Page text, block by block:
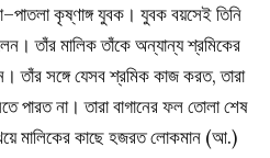
কৃষ্ণাঙ্গ যুবক। যুবক বয়সেই তিনি
তাঁর মালিক তাঁকে অন্যান্য শ্রমিকের
তাঁর সঙ্গে যেসব শ্রমিক কাজ করত, তারা
পারত না। তারা বাগানের ফল তোলা শেষ
মালিকের কাছে হজরত লোকমান (আ.)